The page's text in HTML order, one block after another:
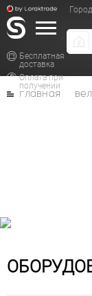
Бесплатная
доставка
Оплата при
получении
главная